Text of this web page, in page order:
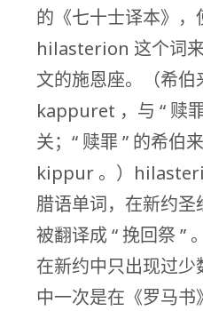
的《七十士译本》，
hilasterion 这个词
文的施恩座。（希伯
kappuret ，与 “ 赎
关；“ 赎罪 ” 的希伯
kippur 。）
腊语单词，在新约圣
被翻译成 “ 挽回祭 ”
在新约中只出现过少
中一次是在《罗马书